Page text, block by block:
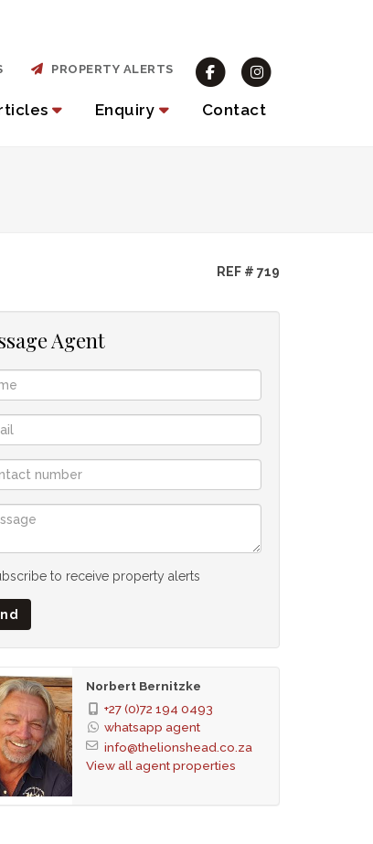
Enquiry Contact
PROPERTY ALERTS
REF # 719
Agent
to receive property alerts
Norbert Bernitzke
+27 (0)72 194 0493
whatsapp agent
info@thelionshead.co.za
View all agent properties